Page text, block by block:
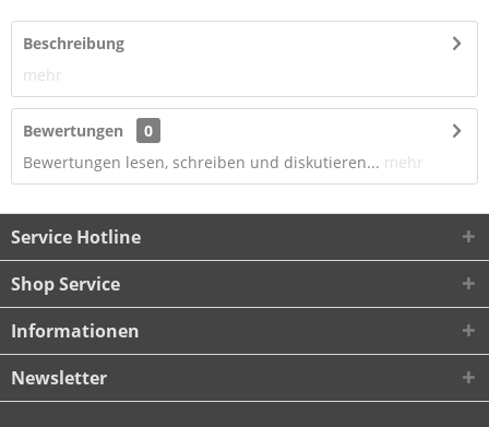
Beschreibung
mehr
Bewertungen
0
Bewertungen lesen, schreiben und diskutieren... mehr
Service Hotline
Shop Service
Informationen
Newsletter